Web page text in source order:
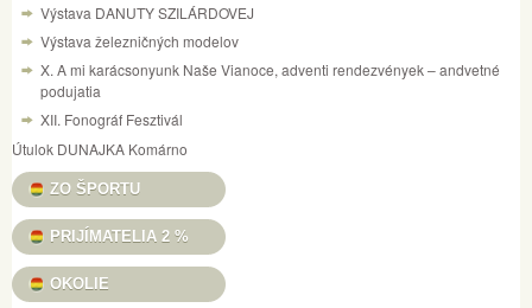
Výstava DANUTY SZILÁRDOVEJ
Výstava železničných modelov
X. A mi karácsonyunk Naše Vianoce, adventi rendezvények – andvetné
podujatia
XII. Fonográf Fesztivál
Útulok DUNAJKA Komárno
ZO ŠPORTU
PRIJÍMATELIA 2 %
OKOLIE